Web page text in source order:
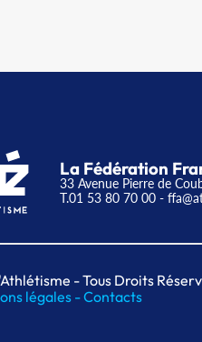
La Fédération
33 Avenue Pierre de
T.01 53 80 70 00 -
- Tous Droits
légales -Contacts